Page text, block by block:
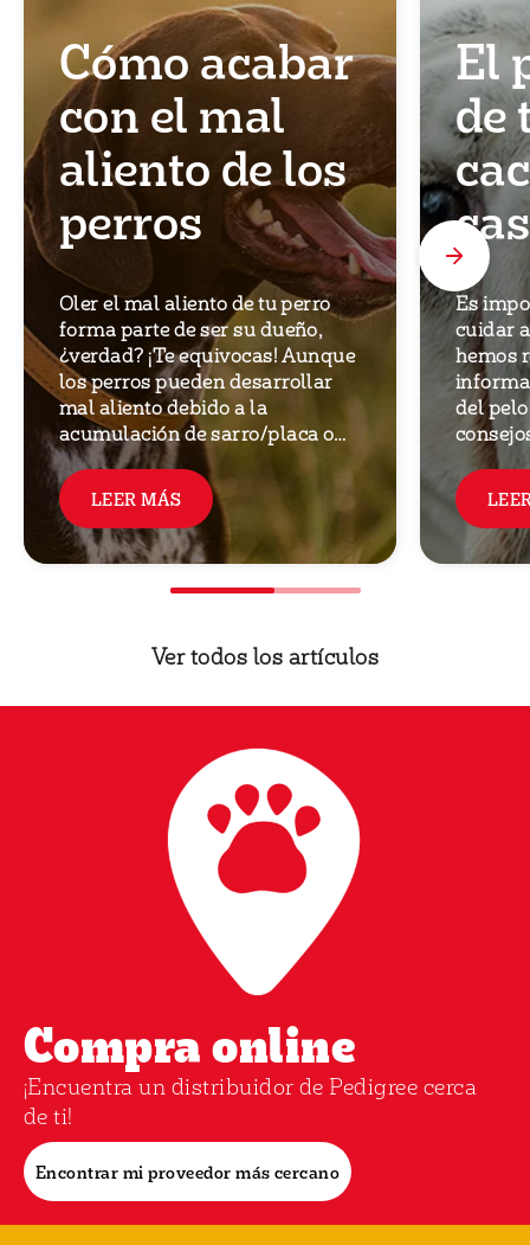
Cómo acabar
con el mal
aliento de los
perros
Oler el mal aliento de tu perro
forma parte de ser su dueño,
¿verdad? ¡Te equivocas! Aunque
los perros pueden desarrollar
mal aliento debido a la
acumulación de sarro/placa o
por comer desechos (a veces
también debido afecciones de
salud subyacentes), el aliento de
tu perro no tiene por qué hacer
que salgas huyendo de tu
mascota. Hay medidas que tú, o
refrescar el aliento de tu perro.
LEER MÁS
El
de
Es
cuidar
hemos
del
Ver todos los artículos
Compra online
¡Encuentra un distribuidor de Pedigree cerca
de ti!
Encontrar mi proveedor más cercano